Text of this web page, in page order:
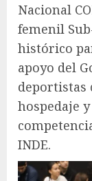
Nacional
femenil
histórico
apoyo del
deportistas
hospedaje
INDE.